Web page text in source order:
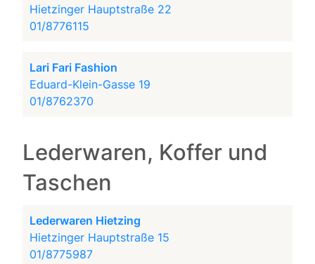
Hietzinger Hauptstraße 22
01/8776115
Lari Fari Fashion
Eduard-Klein-Gasse 19
01/8762370
Lederwaren, Koffer und
Taschen
Lederwaren Hietzing
Hietzinger Hauptstraße 15
01/8775987